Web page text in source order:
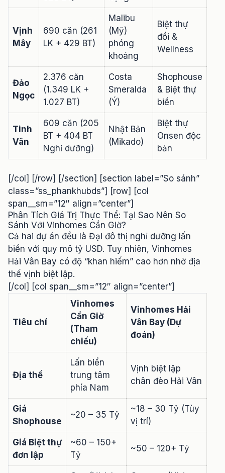
Vịnh
Mây
690 căn (261
LK + 429 BT)
Malibu
(Mỹ)
phóng
khoáng
Biệt thự
đồi &
Wellness
Đảo
Ngọc
2.376 căn
(1.349 LK +
1.027 BT)
Costa
Smeralda
(Ý)
Shophouse
& Biệt thự
biển
Tinh
Vân
609 căn (205
BT + 404 BT
Nghỉ dưỡng)
Nhật Bản
(Mikado)
Biệt thự
Onsen độc
bản
[/col] [/row] [/section] [section label=”So sánh”
class=”ss_phankhubds”] [row] [col
span__sm=”12″ align=”center”]
Phân Tích Giá Trị Thực Thể: Tại Sao Nên So
Sánh Với Vinhomes Cần Giờ?
Cả hai dự án đều là Đại đô thị nghỉ dưỡng lấn
biển với quy mô tỷ USD. Tuy nhiên, Vinhomes
Hải Vân Bay có độ “khan hiếm” cao hơn nhờ địa
thế vịnh biệt lập.
[/col] [col span__sm=”12″ align=”center”]
Tiêu chí
Vinhomes
Cần Giờ
(Tham
chiếu)
Vinhomes Hải
Vân Bay (Dự
đoán)
Địa thế
Lấn biển
trung tâm
phía Nam
Vịnh biệt lập
chân đèo Hải Vân
Giá
Shophouse
~20 – 35 Tỷ
~18 – 30 Tỷ (Tùy
vị trí)
Giá Biệt thự
đơn lập
~60 – 150+
Tỷ
~50 – 120+ Tỷ